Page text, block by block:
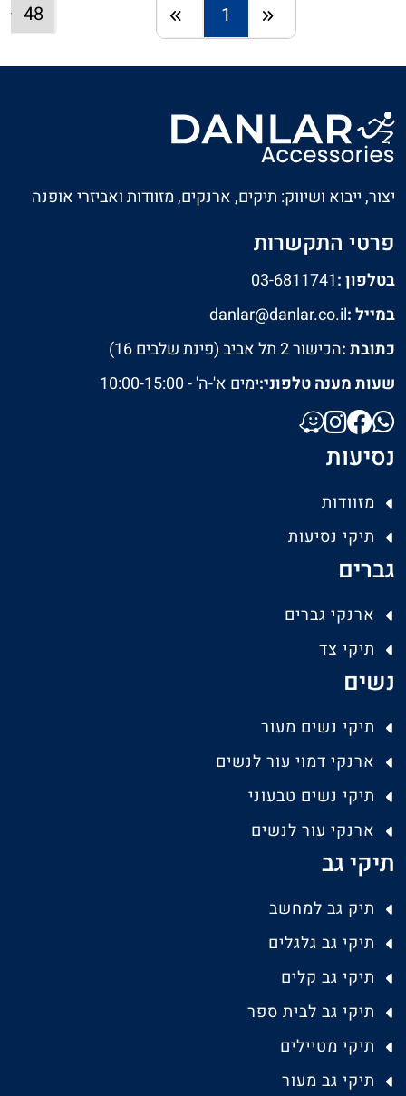
1
יצור, ייבוא ושיווק: תיקים, ארנקים, מזוודות ואביזרי אופנה
פרטי התקשרות
בטלפון :03-6811741
במייל :danlar@danlar.co.il
כתובת :הכישור 2 תל אביב (פינת שלבים 16)
שעות מענה טלפוני:ימים א'-ה' - 10:00-15:00
נסיעות
מזוודות
תיקי נסיעות
גברים
ארנקי גברים
תיקי צד
נשים
תיקי נשים מעור
ארנקי דמוי עור לנשים
תיקי נשים טבעוני
ארנקי עור לנשים
תיקי גב
תיק גב למחשב
תיקי גב גלגלים
תיקי גב קלים
תיקי גב לבית ספר
תיקי מטיילים
תיקי גב מעור